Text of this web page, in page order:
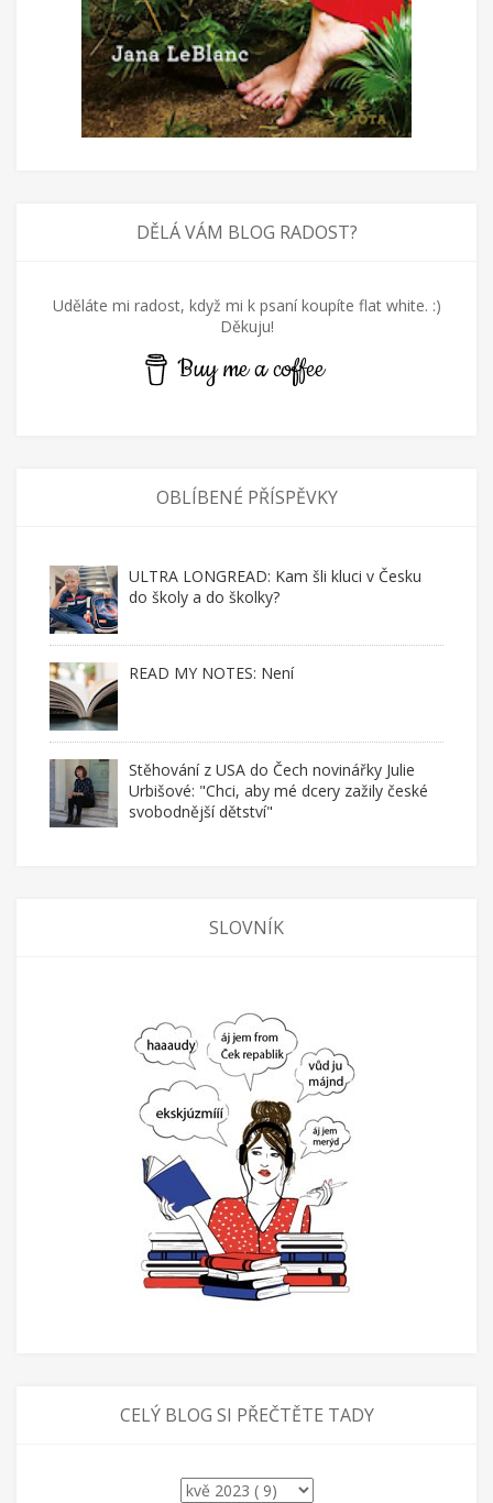
DĚLÁ VÁM BLOG RADOST?
Uděláte mi radost, když mi k psaní koupíte flat white. :)
Děkuju!
Buy me a coffee
OBLÍBENÉ PŘÍSPĚVKY
ULTRA LONGREAD: Kam šli kluci v Česku
do školy a do školky?
READ MY NOTES: Není
Stěhování z USA do Čech novinářky Julie
Urbišové: "Chci, aby mé dcery zažily české
svobodnější dětství"
SLOVNÍK
CELÝ BLOG SI PŘEČTĚTE TADY